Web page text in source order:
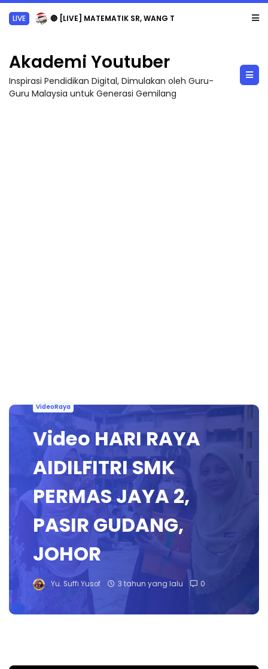
LIVE 🔴 [LIVE] MATEMATIK SR, WANG TAHUN 6 OLEH CIKGU ANITA #ALLINONE #141 #...
Akademi Youtuber
Inspirasi Pendidikan Digital, Dimulakan oleh Guru-
Guru Malaysia untuk Generasi Gemilang
VideoRaya
Video HARI RAYA
AIDILFITRI SMK
PERMAS JAYA 2,
PASIR GUDANG,
JOHOR
Yu. Suffi Yusof 3 tahun yang lalu 0